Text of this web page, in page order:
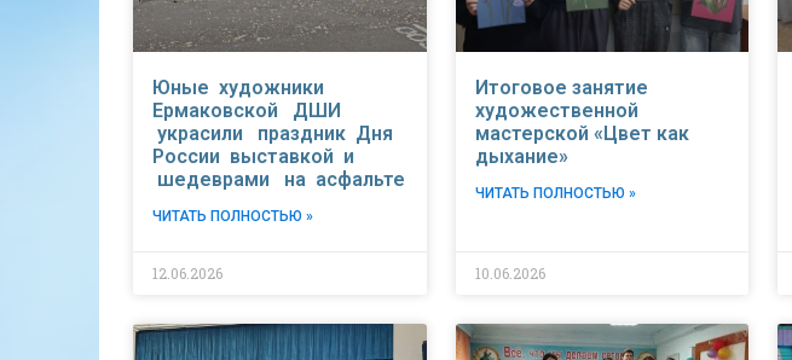
Юные художники
Ермаковской ДШИ
украсили праздник Дня
России выставкой и
шедеврами на асфальте
ЧИТАТЬ ПОЛНОСТЬЮ »
12.06.2026
Итоговое занятие
художественной
мастерской «Цвет как
дыхание»
ЧИТАТЬ ПОЛНОСТЬЮ »
10.06.2026